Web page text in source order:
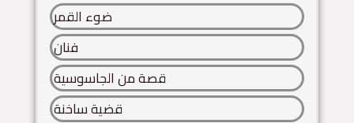
ضوء القمر
فنان
قصة من الجاسوسية
قضية ساخنة